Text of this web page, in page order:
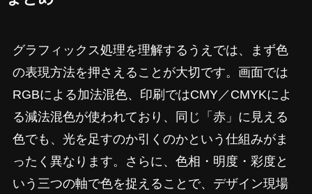
グラフィックス処理を理解するうえでは、まず色
の表現方法を押さえることが大切です。画面では
RGBによる加法混色、印刷ではCMY／CMYKによ
る減法混色が使われており、同じ「赤」に見える
色でも、光を足すのか引くのかという仕組みがま
ったく異なります。さらに、色相・明度・彩度と
いう三つの軸で色を捉えることで、デザイン現場